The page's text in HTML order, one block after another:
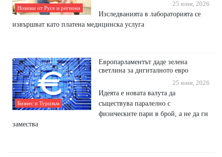
Новини от Русе и региона
25 юни, 2026
Изследванията в лабораторията се
извършват като платена медицинска услуга
Бизнес и Туризъм
Европарламентът даде зелена
светлина за дигиталното евро
25 юни, 2026
Идеята е новата валута да
съществува паралелно с
физическите пари в брой, а не да ги
замества